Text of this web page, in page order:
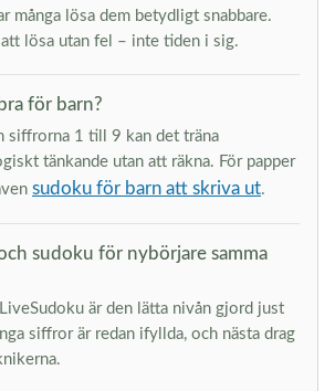
många lösa dem betydligt snabbare.
lösa utan fel – inte tiden i sig.
för barn?
siffrorna 1 till 9 kan det träna
tänkande utan att räkna. För papper
sudoku för barn att skriva ut.
sudoku för nybörjare samma
LiveSudoku är den lätta nivån gjord just
siffror är redan ifyllda, och nästa drag